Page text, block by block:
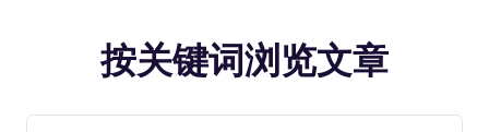
按关键词浏览文章